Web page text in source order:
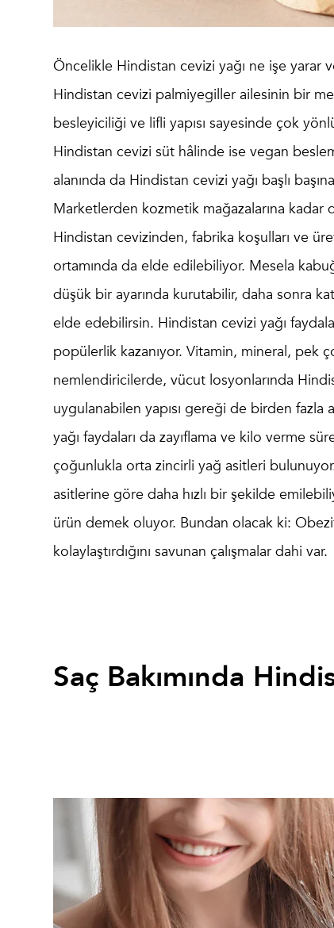
Öncelikle Hindistan cevizi yağı ne işe yarar
Hindistan cevizi palmiyegiller ailesinin bir
besleyiciliği ve lifli yapısı sayesinde çok
Hindistan cevizi süt hâlinde ise vegan
alanında da Hindistan cevizi yağı başlı
Marketlerden kozmetik mağazalarına kadar
Hindistan cevizinden, fabrika koşulları ve
ortamında da elde edilebiliyor. Mesela
düşük bir ayarında kurutabilir, daha sonra
elde edebilirsin. Hindistan cevizi yağı
popülerlik kazanıyor. Vitamin, mineral, pek
nemlendiricilerde, vücut losyonlarında
uygulanabilen yapısı gereği de birden fazla
yağı faydaları da zayıflama ve kilo verme
çoğunlukla orta zincirli yağ asitleri bulunuyor.
asitlerine göre daha hızlı bir şekilde
ürün demek oluyor. Bundan olacak ki:
kolaylaştırdığını savunan çalışmalar dahi var.
Saç Bakımında